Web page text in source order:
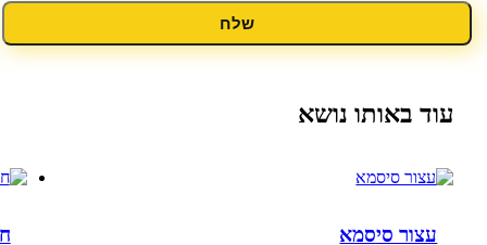
נושא
סיסמא חבילה